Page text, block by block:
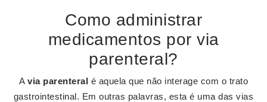
Como administrar
medicamentos por via
parenteral?
A via parenteral é aquela que não interage com o trato
gastrointestinal. Em outras palavras, esta é uma das vias